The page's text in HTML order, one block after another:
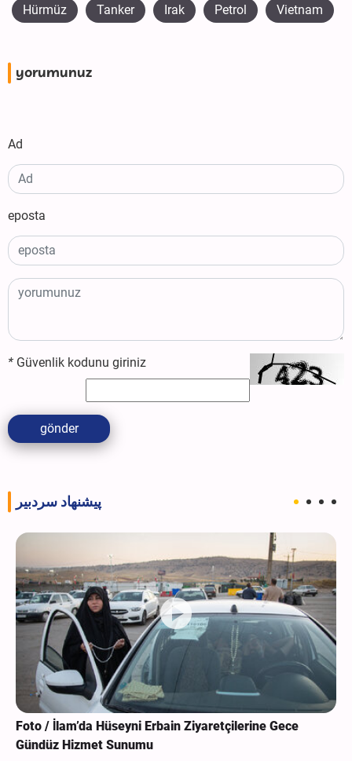
Hürmüz Tanker Irak Petrol Vietnam
yorumunuz
Ad
eposta
* Güvenlik kodunu giriniz
gönder
پیشنهاد سردبیر
Foto / İlam’da Hüseyni Erbain Ziyaretçilerine Gece
Gündüz Hizmet Sunumu